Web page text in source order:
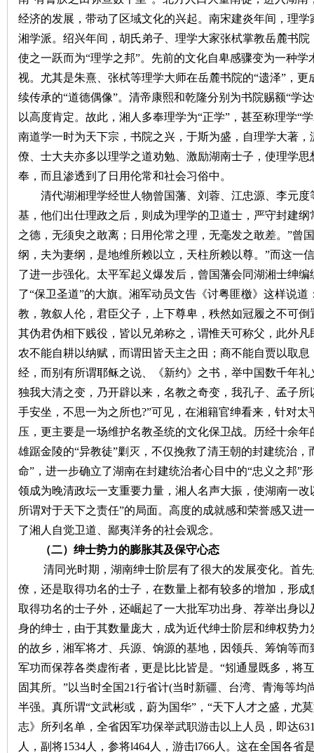
经济的发展，带动了区域文化的兴起。南宋建炎年间，理
湘学派。绍兴年间，胡氏弟子、理学大家张栻掌教岳麓书
使之一跃而为“理学之邦”。先前的文化自卑感骤变为一种
视。尤其是朱熹、张栻等理学大师在岳麓书院的“遗泽”，
续传承的“道德偶像”。清帝康熙和乾隆分别为书院赐额“学
以高度肯定。故此，湘人多奉理学为“正学”，甚至称理学“
南道学一时为天下宗，书院之兴，于斯为盛，自理学大著
僚、士大夫亦多以理学之道劝勉、激励湖南士子，使理学
奉，而且渗透到了日用伦常和社会习俗中。
清代湖湘理学经世人物曾国藩、刘蓉、江忠源、李元
基，他们出仕理政之后，则成为理学的卫道士，严守封建
之德，无须臾之敢离；日用伦常之理，无毫发之敢差。 ”曾
纲，夫为妻纲，是地维所赖以立，天柱所赖以尊。”而这一
了进一步强化。太平军起义爆发后，曾国藩会同湖湘士绅
了“保卫圣道”的大旗。湘军动员文告《讨粤匪檄》这样说
教，敦叙人伦，君臣父子，上下尊卑，秩然如冠履之不可
其伪君伪相下贱役，皆以兄弟称之，谓惟天可称父，此外
农不能自耕以纳赋，而谓田皆天主之田；商不能自贾以取
经，而别有所谓耶稣之说、《新约》之书，举中国数千年
独我大清之变，乃开辟以来，名教之奇变，我孔子、孟子
手安坐，不思一为之所也?”可见，在湘籍官绅看来，针对太
压，更主要是一场维护名教圣统的文化保卫战。历经十余
雄踞金陵的“异教徒”剿灭，不仅挽救了清王朝的封建统治
命”，进一步确立了湖南在封建统治者心目中的“忠义之邦”
领成为晚清政坛一支重要力量，湘人名声大振，使湖南一改
所谓对于天下之责任”的局面。高度的成就感和荣誉感又进
了湘人自觉卫道、鄙夷洋务的社会观念。
（二）绅士势力的膨胀其及保守心态
清同光时期，湖南绅士阶层有了很大的发展变化。首
僚，还是取得功名的士子，在数量上都有较多的增加，形
取得功名的士子外，还崛起了一大批军功出身、荐举出身以
身的绅士，由于其数量庞大，成为近代绅士阶层和绅权势
的故乡，湘军将才、兵源、饷源的基地，因领兵、筹饷等
军功而保荐各类虚衔者，更是比比皆是。“矧通显既多，将
固其所。”以当时全国21行省计(当时新疆、台湾、青海等
半强。真所谓“文武彬或，蔚为国华”，“天下人才之盛，尤
志》所列名单，全省因军功保举武职游击以上人员，即达
人，副将1534人，参将l464人，游击l766人。这在全国各